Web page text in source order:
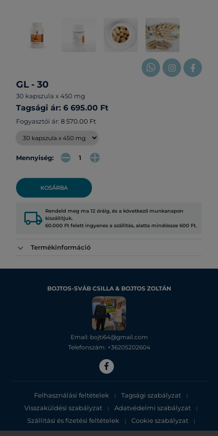
GL - 30
30 kapszula x 450 mg
Tagsági ár: 6 695.00 Ft
Fogyasztói ár: 8 570.00 Ft
Mennyiség:
KOSÁRBA
local_shipping Rendeld meg ma 12 óráig, és a következő munkanapon
kiszállítjuk.
60.000 Ft felett ingyenes a szállítás, alatta mindössze 600 Ft.
Termékinformáció
BOJTOS-SVÁB CSILLA & BOJTOS ZOLTÁN
Email: bojti64@gmail.com
Telefonszám: +36205202604
Felhasználási feltételek | Tagsági szabályzat |
Visszaküldési szabályzat | Adatvédelmi szabályzat |
Szállítási és fizetési feltételek | Cookie szabályzat |
Adatvédelmi tájékoztató